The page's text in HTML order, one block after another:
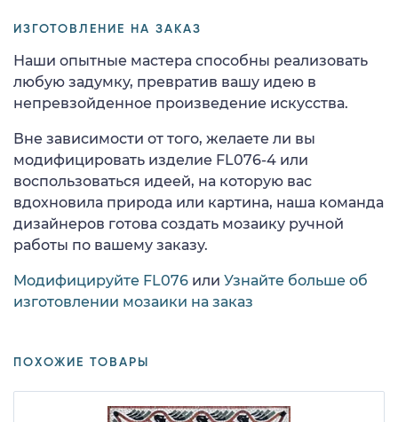
ИЗГОТОВЛЕНИЕ НА ЗАКАЗ
Наши опытные мастера способны реализовать
любую задумку, превратив вашу идею в
непревзойденное произведение искусства.
Вне зависимости от того, желаете ли вы
модифицировать изделие FL076-4 или
воспользоваться идеей, на которую вас
вдохновила природа или картина, наша команда
дизайнеров готова создать мозаику ручной
работы по вашему заказу.
Модифицируйте FL076 или Узнайте больше об
изготовлении мозаики на заказ
ПОХОЖИЕ ТОВАРЫ